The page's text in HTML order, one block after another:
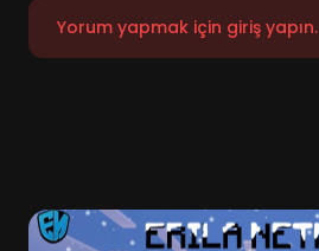
Yorum yapmak için giriş yapın.